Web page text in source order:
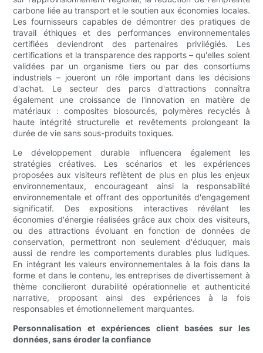
carbone liée au transport et le soutien aux économies locales.
Les fournisseurs capables de démontrer des pratiques de
travail éthiques et des performances environnementales
certifiées deviendront des partenaires privilégiés. Les
certifications et la transparence des rapports – qu'elles soient
validées par un organisme tiers ou par des consortiums
industriels – joueront un rôle important dans les décisions
d'achat. Le secteur des parcs d'attractions connaîtra
également une croissance de l'innovation en matière de
matériaux : composites biosourcés, polymères recyclés à
haute intégrité structurelle et revêtements prolongeant la
durée de vie sans sous-produits toxiques.
Le développement durable influencera également les
stratégies créatives. Les scénarios et les expériences
proposées aux visiteurs reflètent de plus en plus les enjeux
environnementaux, encourageant ainsi la responsabilité
environnementale et offrant des opportunités d'engagement
significatif. Des expositions interactives révélant les
économies d'énergie réalisées grâce aux choix des visiteurs,
ou des attractions évoluant en fonction de données de
conservation, permettront non seulement d'éduquer, mais
aussi de rendre les comportements durables plus ludiques.
En intégrant les valeurs environnementales à la fois dans la
forme et dans le contenu, les entreprises de divertissement à
thème concilieront durabilité opérationnelle et authenticité
narrative, proposant ainsi des expériences à la fois
responsables et émotionnellement marquantes.
Personnalisation et expériences client basées sur les
données, sans éroder la confiance